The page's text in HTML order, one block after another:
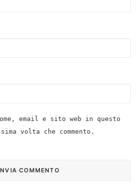
email e sito web in questo
volta che commento.